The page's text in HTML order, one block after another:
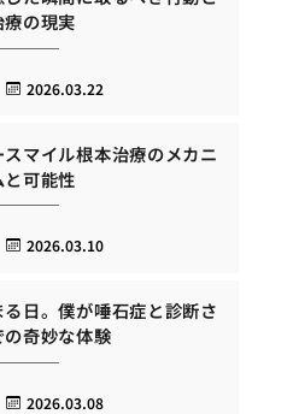
療の現実
2026.03.22
マイル根本治療のメカニ
と可能性
2026.03.10
日。僕が唾石症と診断さ
奇妙な体験
2026.03.08